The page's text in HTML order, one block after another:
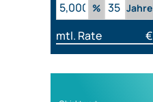
%
Jahre
mtl. Rate €